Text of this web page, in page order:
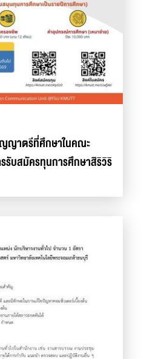
ญาตรีที่ศึกษาในคณะ
รับสมัครทุนการศึกษาสิริวิริ